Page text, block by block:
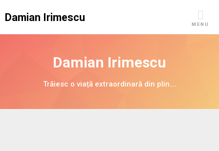
Damian Irimescu
MENU
Damian Irimescu
Trăiesc o viață extraordinară din plin….